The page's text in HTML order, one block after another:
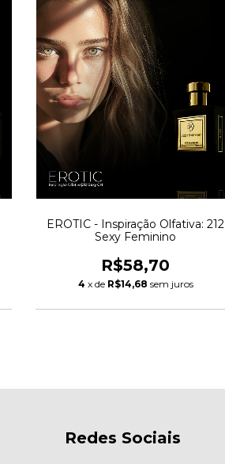
EROTIC - Inspiração Olfativa: 212
Sexy Feminino
R$58,70
4 x de R$14,68 sem juros
Redes Sociais